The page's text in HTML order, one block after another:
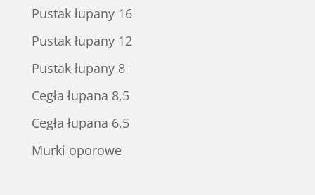
Pustak łupany 16
Pustak łupany 12
Pustak łupany 8
Cegła łupana 8,5
Cegła łupana 6,5
Murki oporowe